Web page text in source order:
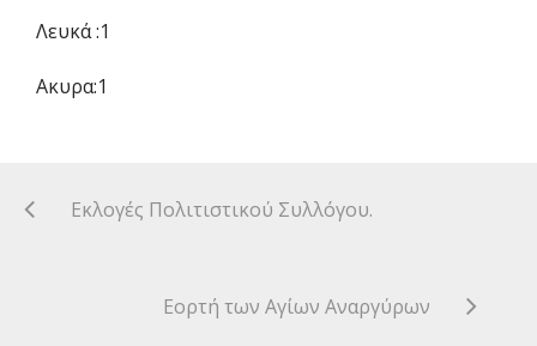
Λευκά :1
Ακυρα:1
Εκλογές Πολιτιστικού Συλλόγου.
Εορτή των Αγίων Αναργύρων